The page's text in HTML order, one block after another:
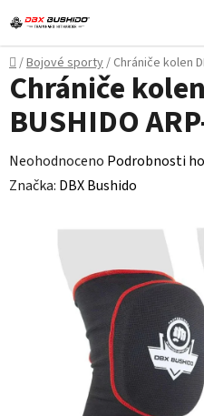
na
obsah
Domů
/Bojové sporty/ Chrániče kolen
Chrániče
BUSHIDO
Průměrné
hodnocení
Neohodnoceno Podrobnosti
Značka: DBX Bushido